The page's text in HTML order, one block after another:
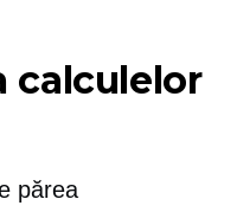
calculelor
părea